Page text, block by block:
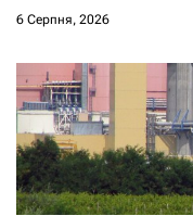
6 Серпня, 2026